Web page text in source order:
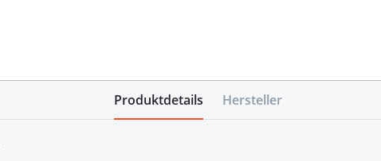
Produktdetails Hersteller